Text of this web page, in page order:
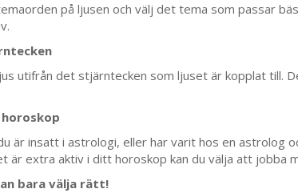
på ljusen och välj det tema som passar
utifrån det stjärntecken som ljuset är kopplat till.
är insatt i astrologi, eller har varit hos en astrolog
är extra aktiv i ditt horoskop kan du välja att jobba
bara välja rätt!